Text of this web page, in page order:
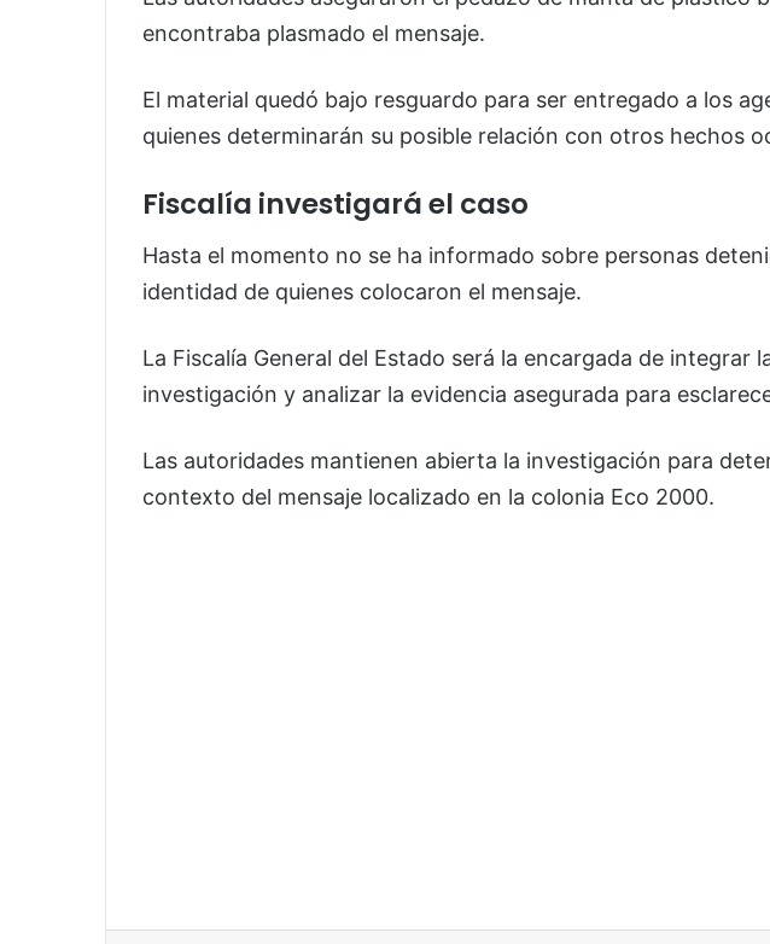
encontraba plasmado el mensaje.
El material quedó bajo resguardo para ser entregado a los
quienes determinarán su posible relación con otros hechos
Fiscalía investigará el caso
Hasta el momento no se ha informado sobre personas
identidad de quienes colocaron el mensaje.
La Fiscalía General del Estado será la encargada de integrar
investigación y analizar la evidencia asegurada para
Las autoridades mantienen abierta la investigación para
contexto del mensaje localizado en la colonia Eco 2000.